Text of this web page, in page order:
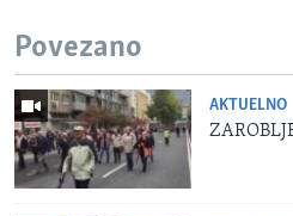
Povezano
AKTUELNO